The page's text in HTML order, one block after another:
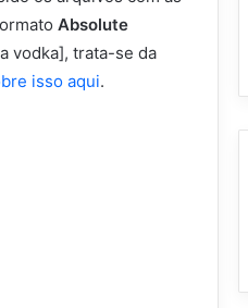
Absolute
vodka], trata-se da
isso aqui.